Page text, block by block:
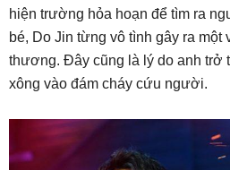
hiện trường hỏa hoạn để tìm ra
bé, Do Jin từng vô tình gây ra một
thương. Đây cũng là lý do anh trở
xông vào đám cháy cứu người.